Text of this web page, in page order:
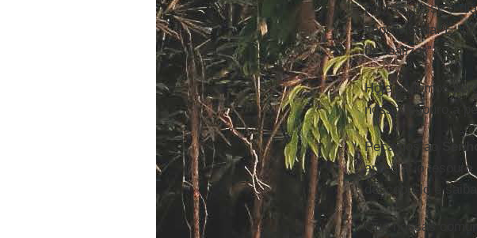
pobres, disse o
improvisada. É
de realizar”.
Hoje podemos
nosso tesouro a
Peçamos ao
apreciar o tesouro
descobri-lo e
Que nossas